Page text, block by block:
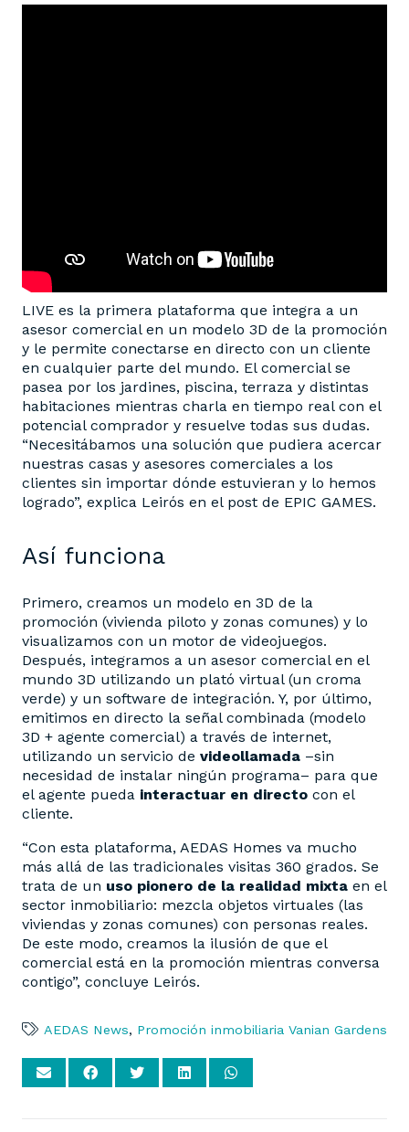
LIVE es la primera plataforma que integra a un
asesor comercial en un modelo 3D de la promoción
y le permite conectarse en directo con un cliente
en cualquier parte del mundo. El comercial se
pasea por los jardines, piscina, terraza y distintas
habitaciones mientras charla en tiempo real con el
potencial comprador y resuelve todas sus dudas.
“Necesitábamos una solución que pudiera acercar
nuestras casas y asesores comerciales a los
clientes sin importar dónde estuvieran y lo hemos
logrado”, explica Leirós en el post de EPIC GAMES.
Así funciona
Primero, creamos un modelo en 3D de la
promoción (vivienda piloto y zonas comunes) y lo
visualizamos con un motor de videojuegos.
Después, integramos a un asesor comercial en el
mundo 3D utilizando un plató virtual (un croma
verde) y un software de integración. Y, por último,
emitimos en directo la señal combinada (modelo
3D + agente comercial) a través de internet,
utilizando un servicio de videollamada –sin
necesidad de instalar ningún programa– para que
el agente pueda interactuar en directo con el
cliente.
“Con esta plataforma, AEDAS Homes va mucho
más allá de las tradicionales visitas 360 grados. Se
trata de un uso pionero de la realidad mixta en el
sector inmobiliario: mezcla objetos virtuales (las
viviendas y zonas comunes) con personas reales.
De este modo, creamos la ilusión de que el
comercial está en la promoción mientras conversa
contigo”, concluye Leirós.
AEDAS News, Promoción inmobiliaria Vanian Gardens